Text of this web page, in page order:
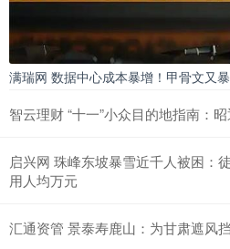
满瑞网 数据中心成本暴增！甲骨文又
智云理财 “十一”小众目的地指南：
启兴网 珠峰东坡暴雪近千人被困：
用人均万元
汇通资管 景泰寿鹿山：为甘肃遮风